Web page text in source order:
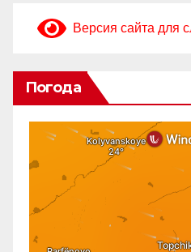
Версия сайта для
Погода